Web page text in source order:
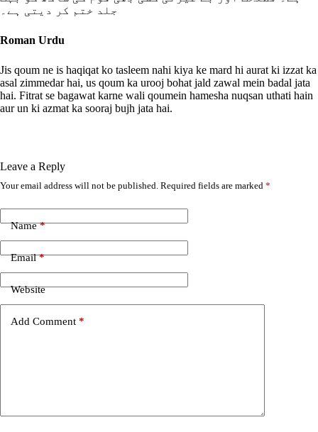
جلد ختم کر دیتی ہے۔
Roman Urdu
Jis qoum ne is haqiqat ko tasleem nahi kiya ke mard hi aurat ki izzat ka
asal zimmedar hai, us qoum ka urooj bohat jald zawal mein badal jata
hai. Fitrat se bagawat karne wali qoumein hamesha nuqsan uthati hain
aur un ki azmat ka sooraj bujh jata hai.
Leave a Reply
Your email address will not be published. Required fields are marked *
Name*
Email*
Website
Add Comment *
A
t
e
t
i